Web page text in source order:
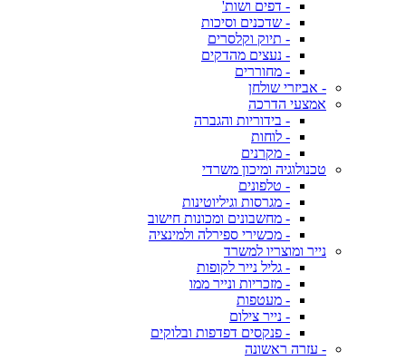
- דפים ושות'
- שדכנים וסיכות
- תיוק וקלסרים
- נעצים מהדקים
- מחוררים
- אביזרי שולחן
אמצעי הדרכה
- בידוריות והגברה
- לוחות
- מקרנים
טכנולוגיה ומיכון משרדי
- טלפונים
- מגרסות וגיליוטינות
- מחשבונים ומכונות חישוב
- מכשירי ספירלה ולמינציה
נייר ומוצריו למשרד
- גליל נייר לקופות
- מזכריות ונייר ממו
- מעטפות
- נייר צילום
- פנקסים דפדפות ובלוקים
- עזרה ראשונה